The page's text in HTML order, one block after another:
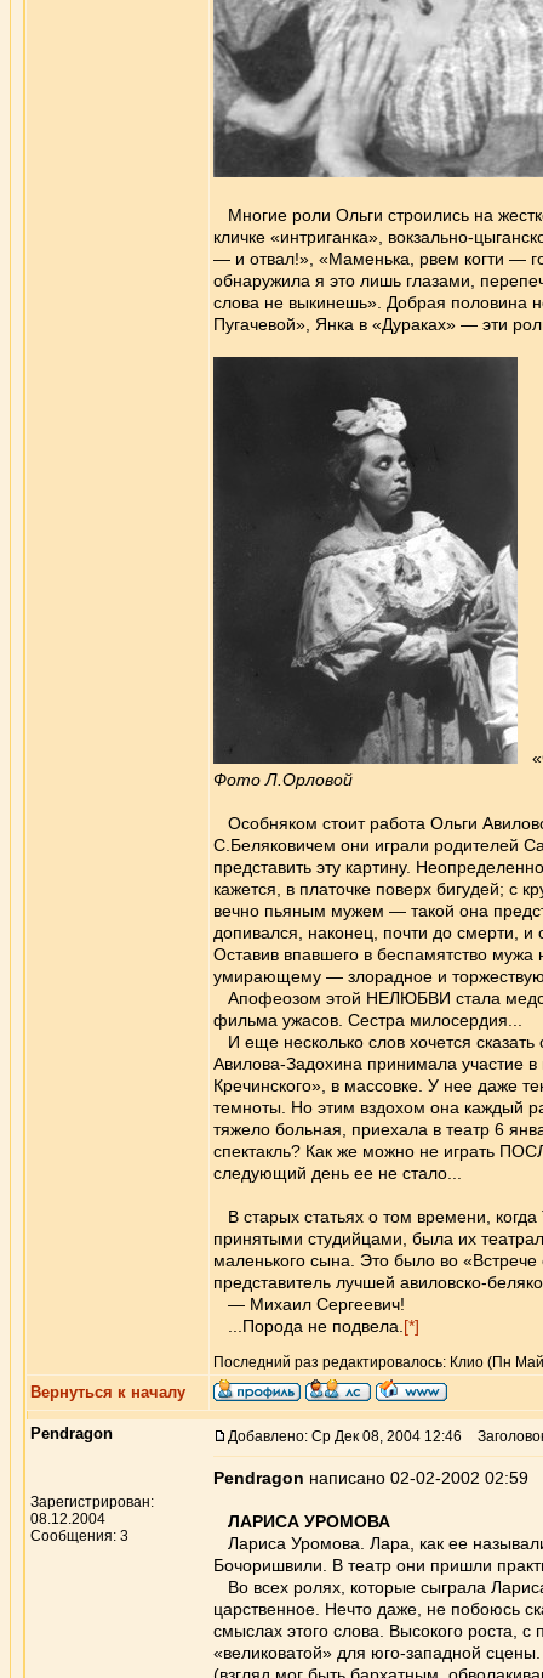
Многие роли Ольги строились на
кличке «интриганка», вокзально-
— и отвал!», «Маменька, рвем когти —
обнаружила я это лишь глазами,
слова не выкинешь». Добрая половина
Пугачевой», Янка в «Дураках» — эти
Фото Л.Орловой
Особняком стоит работа Ольги
С.Беляковичем они играли родителей
представить эту картину.
кажется, в платочке поверх бигудей; с
вечно пьяным мужем — такой она
допивался, наконец, почти до смерти,
Оставив впавшего в беспамятство
умирающему — злорадное и
Апофеозом этой НЕЛЮБВИ стала
фильма ужасов. Сестра милосердия...
И еще несколько слов хочется
Авилова-Задохина принимала участие
Кречинского», в массовке. У нее даже
темноты. Но этим вздохом она каждый
тяжело больная, приехала в театр 6
спектакль? Как же можно не играть
следующий день ее не стало...
В старых статьях о том времени,
принятыми студийцами, была их
маленького сына. Это было во
представитель лучшей авиловско-
— Михаил Сергеевич!
...Порода не подвела. [*]
Последний раз редактировалось: Клио (Пн
Вернуться к началу
Pendragon
Зарегистрирован:
08.12.2004
Сообщения: 3
Добавлено: Ср Дек 08, 2004 12:46
Pendragon написано 02-02-2002 02:59
ЛАРИСА УРОМОВА
Лариса Уромова. Лара, как ее
Бочоришвили. В театр они пришли
Во всех ролях, которые сыграла
царственное. Нечто даже, не побоюсь
смыслах этого слова. Высокого роста,
«великоватой» для юго-западной